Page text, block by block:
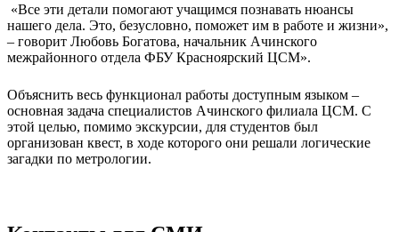
«Все эти детали помогают учащимся познавать нюансы
нашего дела. Это, безусловно, поможет им в работе и жизни»,
– говорит Любовь Богатова, начальник Ачинского
межрайонного отдела ФБУ Красноярский ЦСМ».
Объяснить весь функционал работы доступным языком –
основная задача специалистов Ачинского филиала ЦСМ. С
этой целью, помимо экскурсии, для студентов был
организован квест, в ходе которого они решали логические
загадки по метрологии.